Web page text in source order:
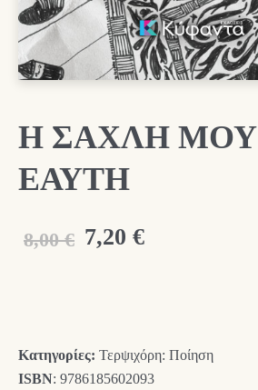
Η ΣΑΧΛΗ ΜΟΥ
ΕΑΥΤΗ
8,00 € Original
7,20 €Η
7,20 €.
Κατηγορίες: Τερψιχόρη: Ποίηση
ISBN: 9786185602093